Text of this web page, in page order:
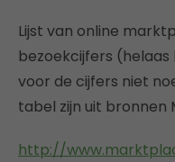
Lijst van online
bezoekcijfers (helaas
voor de cijfers niet
tabel zijn uit bronnen
http://